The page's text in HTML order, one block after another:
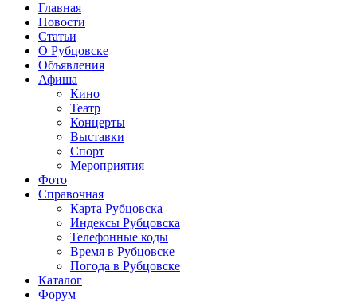
Главная
Новости
Статьи
О Рубцовске
Объявления
Афиша
Кино
Театр
Концерты
Выставки
Спорт
Мероприятия
Фото
Справочная
Карта Рубцовска
Индексы Рубцовска
Телефонные коды
Время в Рубцовске
Погода в Рубцовске
Каталог
Форум